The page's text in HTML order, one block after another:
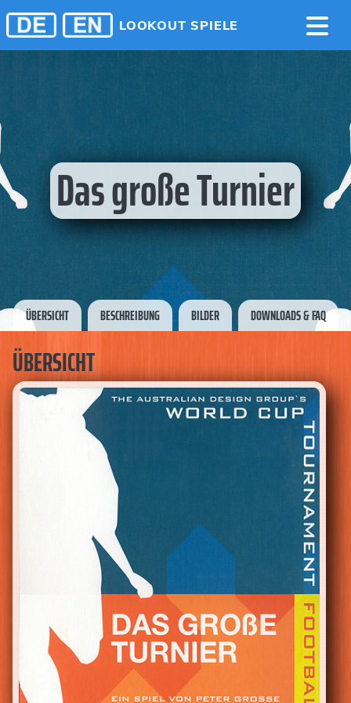
LOOKOUT SPIELE
Das große Turnier
ÜBERSICHT BESCHREIBUNG BILDER DOWNLOADS & FAQ
ÜBERSICHT